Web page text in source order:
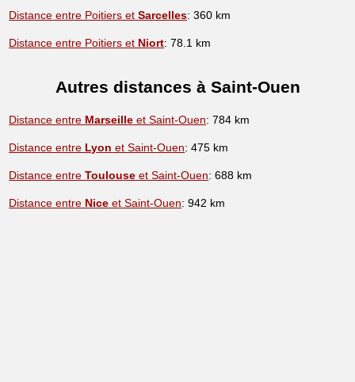
Distance entre Poitiers etSarcelles: 360 km
Distance entre Poitiers et Niort: 78.1 km
Autres distances à Saint-Ouen
Distance entre Marseille et Saint-Ouen: 784 km
Distance entre Lyon et Saint-Ouen: 475 km
Distance entreToulouse et Saint-Ouen: 688 km
Distance entre Nice et Saint-Ouen: 942 km